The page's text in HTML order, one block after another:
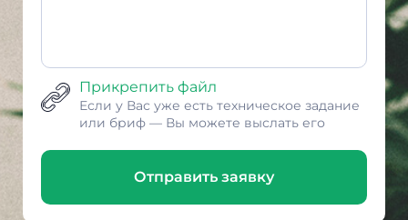
Прикрепить файл
Если у Вас уже есть техническое задание
или бриф — Вы можете выслать его
Отправить заявку